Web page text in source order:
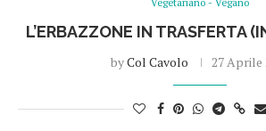
Vegetariano - Vegano
L’ERBAZZONE IN TRASFERTA
byCol Cavolo 27 Aprile